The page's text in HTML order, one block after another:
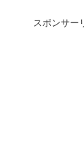
スポンサー